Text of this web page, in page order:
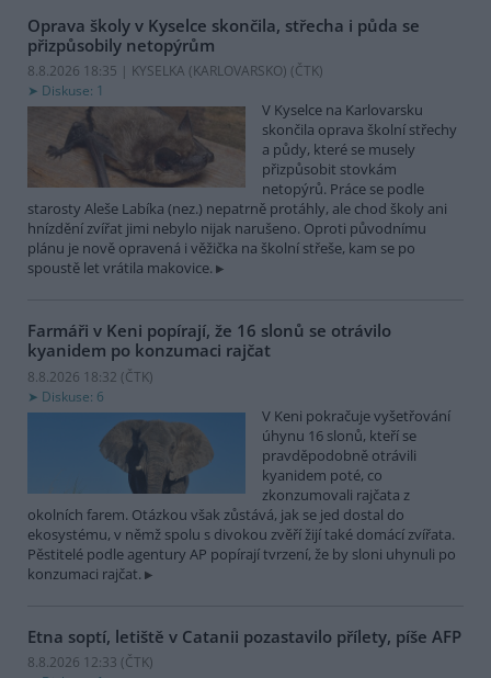
Oprava školy v Kyselce skončila, střecha i půda se
přizpůsobily netopýrům
8.8.2026 18:35 | KYSELKA (KARLOVARSKO) (ČTK)
Diskuse: 1
V Kyselce na Karlovarsku
skončila oprava školní střechy
a půdy, které se musely
přizpůsobit stovkám
netopýrů. Práce se podle
starosty Aleše Labíka (nez.) nepatrně protáhly, ale chod školy ani
hnízdění zvířat jimi nebylo nijak narušeno. Oproti původnímu
plánu je nově opravená i věžička na školní střeše, kam se po
spoustě let vrátila makovice.
Farmáři v Keni popírají, že 16 slonů se otrávilo
kyanidem po konzumaci rajčat
8.8.2026 18:32 (ČTK)
Diskuse: 6
V Keni pokračuje vyšetřování
úhynu 16 slonů, kteří se
pravděpodobně otrávili
kyanidem poté, co
zkonzumovali rajčata z
okolních farem. Otázkou však zůstává, jak se jed dostal do
ekosystému, v němž spolu s divokou zvěří žijí také domácí zvířata.
Pěstitelé podle agentury AP popírají tvrzení, že by sloni uhynuli po
konzumaci rajčat.
Etna soptí, letiště v Catanii pozastavilo přílety, píše AFP
8.8.2026 12:33 (ČTK)